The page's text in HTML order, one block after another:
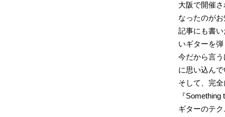
大阪で開催
なったのが
記事にも書
いギターを
今だから言
に思い込ん
そして、完
『
ギターのテ